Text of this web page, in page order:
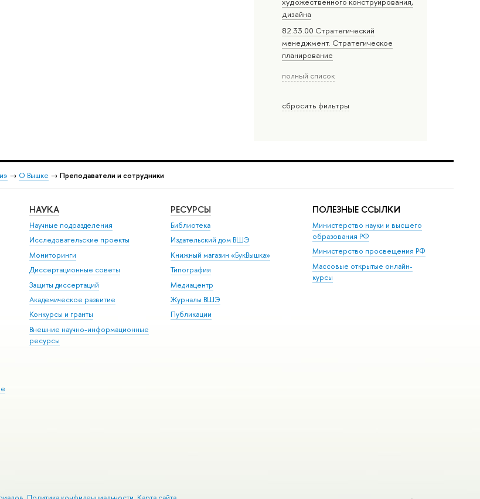
дизайна
82.33.00 Стратегический
менеджмент. Стратегическое
планирование
полный список
сбросить фильтры
→ О Вышке → Преподаватели и сотрудники
НАУКА
Научные подразделения
Исследовательские проекты
Мониторинги
Диссертационные советы
Защиты диссертаций
Академическое развитие
Конкурсы и гранты
Внешние научно-информационные
ресурсы
РЕСУРСЫ
Библиотека
Издательский дом ВШЭ
Книжный магазин «БукВышка»
Типография
Медиацентр
Журналы ВШЭ
Публикации
ПОЛЕЗНЫЕ ССЫЛКИ
Министерство науки и высшего
образования РФ
Министерство просвещения РФ
Массовые открытые онлайн-
курсы